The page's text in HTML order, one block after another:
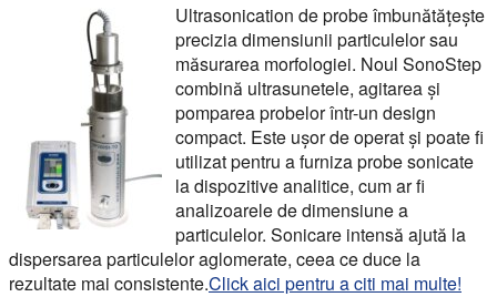
Ultrasonication de probe îmbunătățește
precizia dimensiunii particulelor sau
măsurarea morfologiei. Noul SonoStep
combină ultrasunetele, agitarea și
pomparea probelor într-un design
compact. Este ușor de operat și poate fi
utilizat pentru a furniza probe sonicate
la dispozitive analitice, cum ar fi
analizoarele de dimensiune a
particulelor. Sonicare intensă ajută la
dispersarea particulelor aglomerate, ceea ce duce la
rezultate mai consistente.Click aici pentru a citi mai multe!